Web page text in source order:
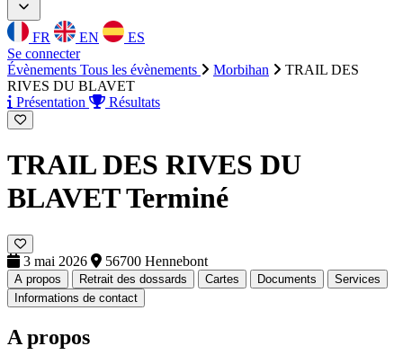
FR EN
ES
Se connecter
Évènements Tous les évènements Morbihan
TRAIL DES
RIVES DU BLAVET
Présentation
Résultats
TRAIL DES RIVES DU
BLAVETTerminé
3 mai 2026 56700 Hennebont
A propos Retrait des dossards Cartes Documents
Services
Informations de contact
A propos